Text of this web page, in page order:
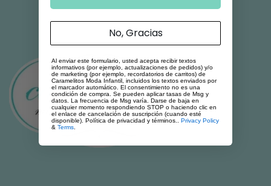
No, Gracias
Al enviar este formulario, usted acepta recibir textos
informativos (por ejemplo, actualizaciones de pedidos) y/o
de marketing (por ejemplo, recordatorios de carritos) de
Caramelitos Moda Infantil, incluidos los textos enviados por
el marcador automático. El consentimiento no es una
condición de compra. Se pueden aplicar tasas de Msg y
datos. La frecuencia de Msg varía. Darse de baja en
cualquier momento respondiendo STOP o haciendo clic en
el enlace de cancelación de suscripción (cuando esté
disponible). Política de privacidad y términos.. Privacy Policy
& Terms